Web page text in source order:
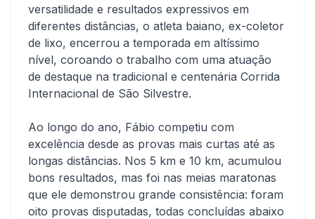
versatilidade e resultados expressivos em
diferentes distâncias, o atleta baiano, ex-coletor
de lixo, encerrou a temporada em altíssimo
nível, coroando o trabalho com uma atuação
de destaque na tradicional e centenária Corrida
Internacional de São Silvestre.
Ao longo do ano, Fábio competiu com
excelência desde as provas mais curtas até as
longas distâncias. Nos 5 km e 10 km, acumulou
bons resultados, mas foi nas meias maratonas
que ele demonstrou grande consistência: foram
oito provas disputadas, todas concluídas abaixo